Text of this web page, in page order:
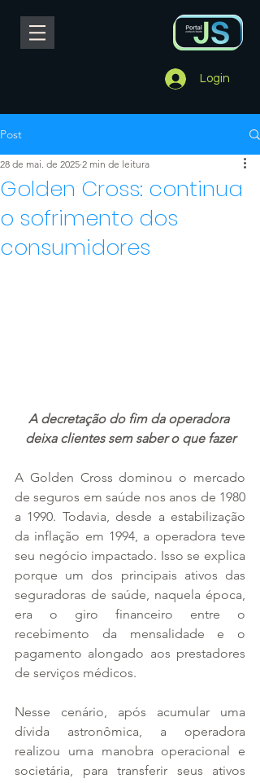
Login
Post
Golden Cross: continua
o sofrimento dos
consumidores
28 de mai. de 2025 2 min de leitura
A decretação do fim da operadora
deixa clientes sem saber o que fazer
A Golden Cross dominou o mercado
de seguros em saúde nos anos de 1980
a 1990. Todavia, desde a estabilização
da inflação em 1994, a operadora teve
seu negócio impactado. Isso se explica
porque um dos principais ativos das
seguradoras de saúde, naquela época,
era o giro financeiro entre o
recebimento da mensalidade e o
pagamento alongado aos prestadores
de serviços médicos.
Nesse cenário, após acumular uma
dívida astronômica, a operadora
realizou uma manobra operacional e
societária, para transferir seus ativos